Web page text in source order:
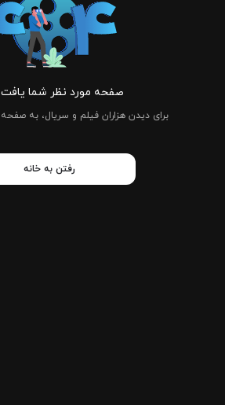
صفحه مورد نظر شما
برای دیدن هزاران فیلم و سریال، به صفحه
رفتن به خانه